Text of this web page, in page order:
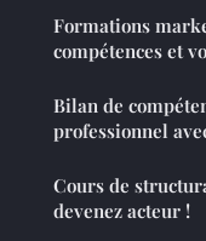
Formations
compétences et
Bilan de
professionnel
Cours de
devenez acteur !